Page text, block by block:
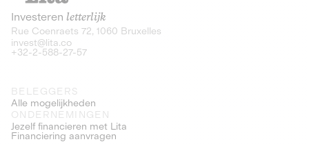
Investeren letterlijk
Rue Coenraets 72, 1060 Bruxelles
invest@lita.co
+32-2-588-27-57
BELEGGERS
Alle mogelijkheden
ONDERNEMINGEN
Jezelf financieren met Lita
Financiering aanvragen